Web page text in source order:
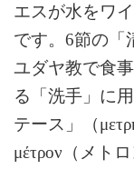
エスが水をワ
です。6節の「
ユダヤ教で食
る「洗手」に
テース」（
μέτρον （メト